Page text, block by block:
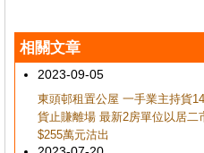
相關文章
2023-09-05
東頭邨租置公屋 一手業主持貨
貨止賺離場 最新2房單位以居二
$255萬元沽出